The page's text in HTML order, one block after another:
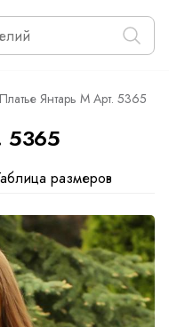
Платье Янтарь М Арт. 5365
5365
размеров